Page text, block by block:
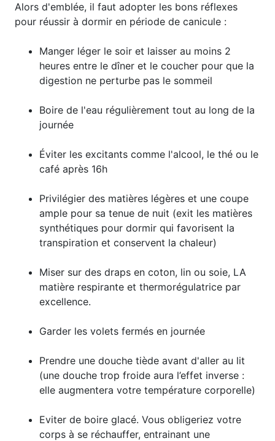
Alors d'emblée, il faut adopter les bons réflexes
pour réussir à dormir en période de canicule :
​Manger léger le soir et laisser au moins 2
heures entre le dîner et le coucher pour que la
digestion ne perturbe pas le sommeil
​Boire de l'eau régulièrement tout au long de la
journée
​Éviter les excitants comme l'alcool, le thé ou le
café après 16h
Privilégier des matières légères et une coupe
ample pour sa tenue de nuit (exit les matières
synthétiques pour dormir qui favorisent la
transpiration et conservent la chaleur)
Miser sur des draps en coton, lin ou soie, LA
matière respirante et thermorégulatrice par
excellence.
Garder les volets fermés en journée
Prendre une douche tiède avant d'aller au lit
(une douche trop froide aura l’effet inverse :
elle augmentera votre température corporelle)
Eviter de boire glacé. Vous obligeriez votre
corps à se réchauffer, entrainant une